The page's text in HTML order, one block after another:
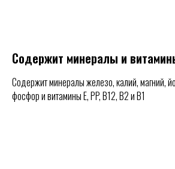
Содержит минералы и
Содержит минералы железо, калий, магний,
фосфор и витамины E, PP, B12, B2 и В1